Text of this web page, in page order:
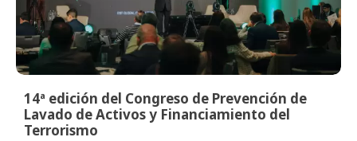
14ª edición del Congreso de Prevención de
Lavado de Activos y Financiamiento del
Terrorismo